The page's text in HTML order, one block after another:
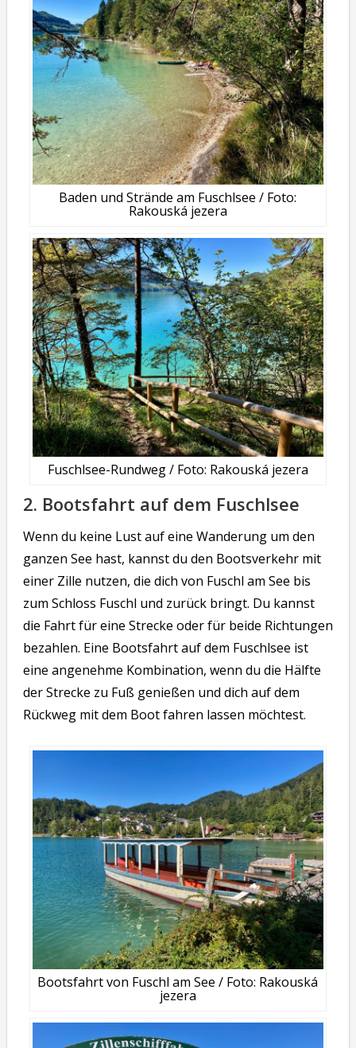
Baden und Strände am Fuschlsee / Foto:
Rakouská jezera
Fuschlsee-Rundweg / Foto: Rakouská jezera
2. Bootsfahrt auf dem Fuschlsee
Wenn du keine Lust auf eine Wanderung um den
ganzen See hast, kannst du den Bootsverkehr mit
einer Zille nutzen, die dich von Fuschl am See bis
zum Schloss Fuschl und zurück bringt. Du kannst
die Fahrt für eine Strecke oder für beide Richtungen
bezahlen. Eine Bootsfahrt auf dem Fuschlsee ist
eine angenehme Kombination, wenn du die Hälfte
der Strecke zu Fuß genießen und dich auf dem
Rückweg mit dem Boot fahren lassen möchtest.
Bootsfahrt von Fuschl am See / Foto: Rakouská
jezera